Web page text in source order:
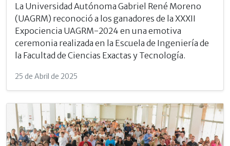
La Universidad Autónoma Gabriel René Moreno
(UAGRM) reconoció a los ganadores de la XXXII
Expociencia UAGRM-2024 en una emotiva
ceremonia realizada en la Escuela de Ingeniería de
la Facultad de Ciencias Exactas y Tecnología.
25 de Abril de 2025